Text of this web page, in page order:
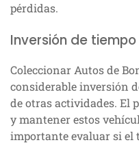
pérdidas.
Inversión de tiempo
Coleccionar Autos de
considerable inversión
de otras actividades. El
y mantener estos
importante evaluar si el